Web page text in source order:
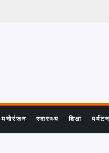
मनोरंजन स्वास्थ्य शिक्षा पर्यटन